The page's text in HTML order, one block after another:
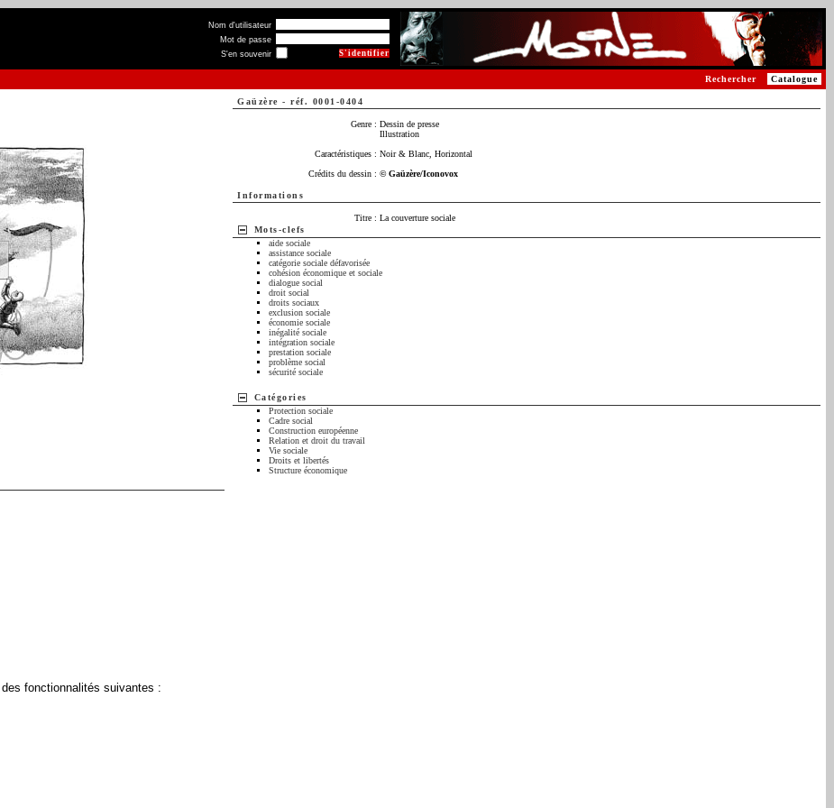
Nom d'utilisateur
Mot de passe
S'en souvenir
Catalogue
Rechercher
fonctionnalités suivantes :
Gaüzère - réf. 0001-0404
Genre : Dessin de presse
Illustration
Caractéristiques : Noir & Blanc, Horizontal
Crédits du dessin : © Gaüzère/Iconovox
Informations
Titre : La couverture sociale
Mots-clefs
aide sociale
assistance sociale
catégorie sociale défavorisée
cohésion économique et sociale
dialogue social
droit social
droits sociaux
exclusion sociale
économie sociale
inégalité sociale
intégration sociale
prestation sociale
problème social
sécurité sociale
Catégories
Protection sociale
Cadre social
Construction européenne
Relation et droit du travail
Vie sociale
Droits et libertés
Structure économique